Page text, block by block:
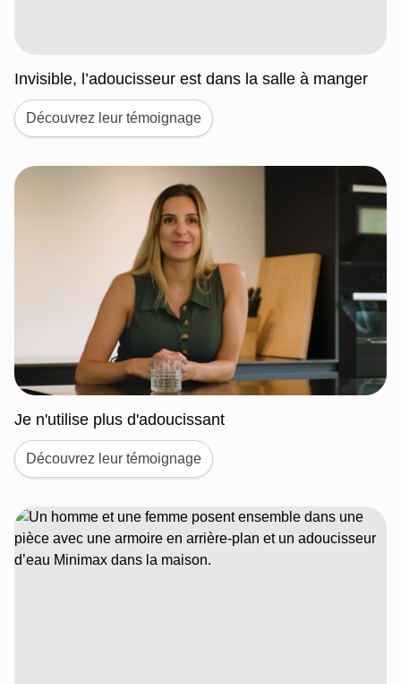
Invisible, l’adoucisseur est dans la salle à manger
Découvrez leur témoignage
Je n'utilise plus d'adoucissant
Découvrez leur témoignage